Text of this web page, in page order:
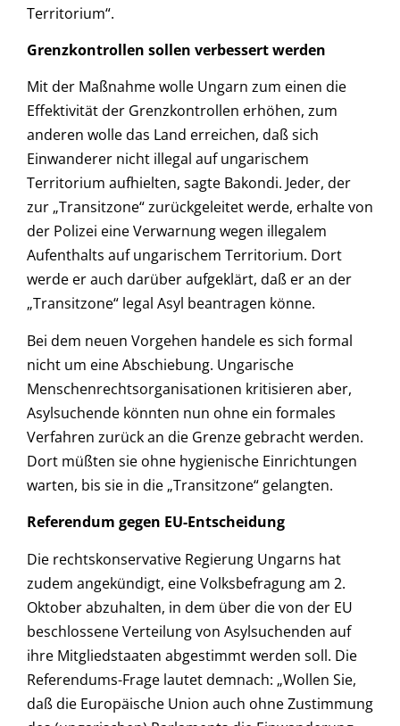
Territorium“.
Grenzkontrollen sollen verbessert werden
Mit der Maßnahme wolle Ungarn zum einen die
Effektivität der Grenzkontrollen erhöhen, zum
anderen wolle das Land erreichen, daß sich
Einwanderer nicht illegal auf ungarischem
Territorium aufhielten, sagte Bakondi. Jeder, der
zur „Transitzone“ zurückgeleitet werde, erhalte von
der Polizei eine Verwarnung wegen illegalem
Aufenthalts auf ungarischem Territorium. Dort
werde er auch darüber aufgeklärt, daß er an der
„Transitzone“ legal Asyl beantragen könne.
Bei dem neuen Vorgehen handele es sich formal
nicht um eine Abschiebung. Ungarische
Menschenrechtsorganisationen kritisieren aber,
Asylsuchende könnten nun ohne ein formales
Verfahren zurück an die Grenze gebracht werden.
Dort müßten sie ohne hygienische Einrichtungen
warten, bis sie in die „Transitzone“ gelangten.
Referendum gegen EU-Entscheidung
Die rechtskonservative Regierung Ungarns hat
zudem angekündigt, eine Volksbefragung am 2.
Oktober abzuhalten, in dem über die von der EU
beschlossene Verteilung von Asylsuchenden auf
ihre Mitgliedstaaten abgestimmt werden soll. Die
Referendums-Frage lautet demnach: „Wollen Sie,
daß die Europäische Union auch ohne Zustimmung